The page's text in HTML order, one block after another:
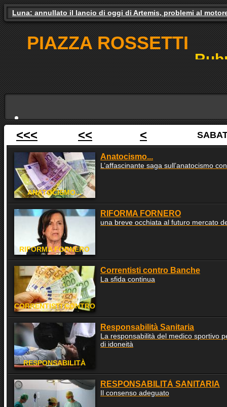
Luna: annullato il lancio di oggi di Artemis, problemi al
Gas e luce, il governo studia gli aiuti. Il pressing dei partiti
PIAZZA ROSSETTI
<<< << <
ANATOCISMO...
Anatocismo...
L’affascinante saga sull’anatocismo
RIFORMA FORNERO
RIFORMA FORNERO
una breve occhiata al futuro mercato
CORRENTISTI CONTRO
BANCHE
Correntisti contro Banche
La sfida continua
RESPONSABILITÀ
SANITARIA
Responsabilità Sanitaria
La responsabilità del medico sportivo
di idoneità
RESPONSABILITÀ SANITARIA
Il consenso adeguato